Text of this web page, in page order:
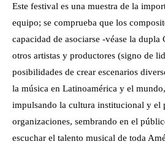
Este festival es una muestra de la
equipo; se comprueba que los
capacidad de asociarse -véase la
otros artistas y productores (signo de
posibilidades de crear escenarios
la música en Latinoamérica y el
impulsando la cultura institucional y el
organizaciones, sembrando en el
escuchar el talento musical de toda